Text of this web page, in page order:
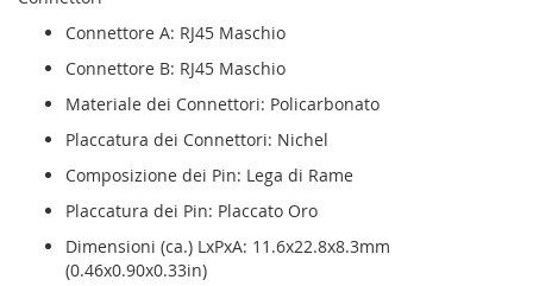
Connettore A: RJ45 Maschio
Connettore B: RJ45 Maschio
Materiale dei Connettori: Policarbonato
Placcatura dei Connettori: Nichel
Composizione dei Pin: Lega di Rame
Placcatura dei Pin: Placcato Oro
Dimensioni (ca.) LxPxA: 11.6x22.8x8.3mm
(0.46x0.90x0.33in)